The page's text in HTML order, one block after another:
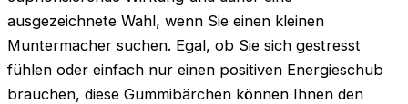
ausgezeichnete Wahl, wenn Sie einen kleinen
Muntermacher suchen. Egal, ob Sie sich gestresst
fühlen oder einfach nur einen positiven Energieschub
brauchen, diese Gummibärchen können Ihnen den